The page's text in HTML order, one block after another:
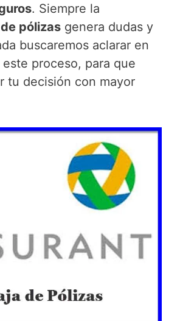
. Siempre la
pólizas genera dudas y
buscaremos aclarar en
proceso, para que
tu decisión con mayor